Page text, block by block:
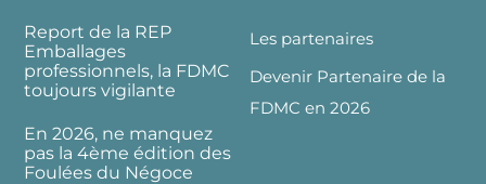
Report de la REP
Emballages
professionnels, la FDMC
toujours vigilante
En 2026, ne manquez
pas la 4ème édition des
Foulées du Négoce
Les partenaires
Devenir Partenaire de la
FDMC en 2026